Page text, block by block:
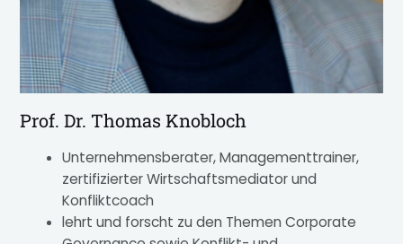
Prof. Dr. Thomas Knobloch
Unternehmensberater, Managementtrainer,
zertifizierter Wirtschaftsmediator und
Konfliktcoach
lehrt und forscht zu den Themen Corporate